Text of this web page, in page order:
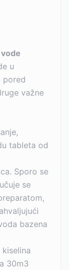
u
pored
važne
tableta od
Sporo se
se
bazena
30m3